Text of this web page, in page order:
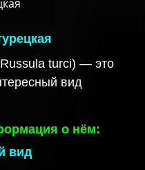
turci) — это
вид
о нём:
вид